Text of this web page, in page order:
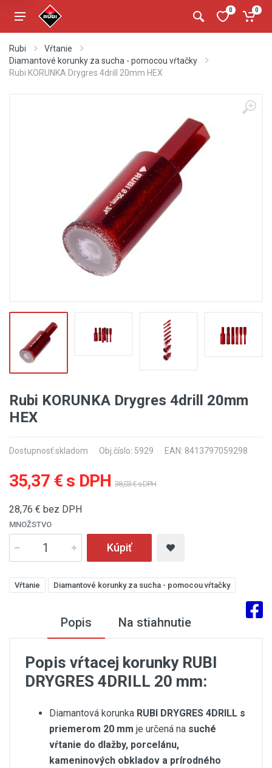
0 0
Rubi
Vŕtanie
Diamantové korunky za sucha - pomocou vŕtačky
Rubi KORUNKA Drygres 4drill 20mm HEX
Rubi KORUNKA Drygres 4drill 20mm
HEX
Dostupnosť:skladom Obj.číslo: 5929 EAN: 8413797059298
35,37 € s DPH 38,03 € s DPH
28,76 € bez DPH
MNOŽSTVO
Kúpiť
Vŕtanie Diamantové korunky za sucha - pomocou vŕtačky
Popis Na stiahnutie
Popis vŕtacej korunky RUBI
DRYGRES 4DRILL 20 mm:
Diamantová korunka RUBI DRYGRES 4DRILL s
priemerom 20 mm je určená na suché
vŕtanie do dlažby, porcelánu,
kameninových obkladov a prírodného